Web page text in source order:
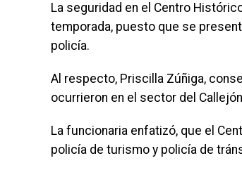
La seguridad en el Centro
temporada, puesto que se
policía.
Al respecto, Priscilla Zúñiga,
ocurrieron en el sector del
La funcionaria enfatizó, que el
policía de turismo y policía de